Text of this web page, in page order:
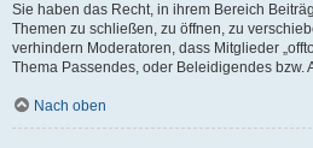
Sie haben das Recht, in ihrem Bereich
Themen zu schließen, zu öffnen, zu
verhindern Moderatoren, dass Mitglieder
Thema Passendes, oder Beleidigendes bzw.
Nach oben